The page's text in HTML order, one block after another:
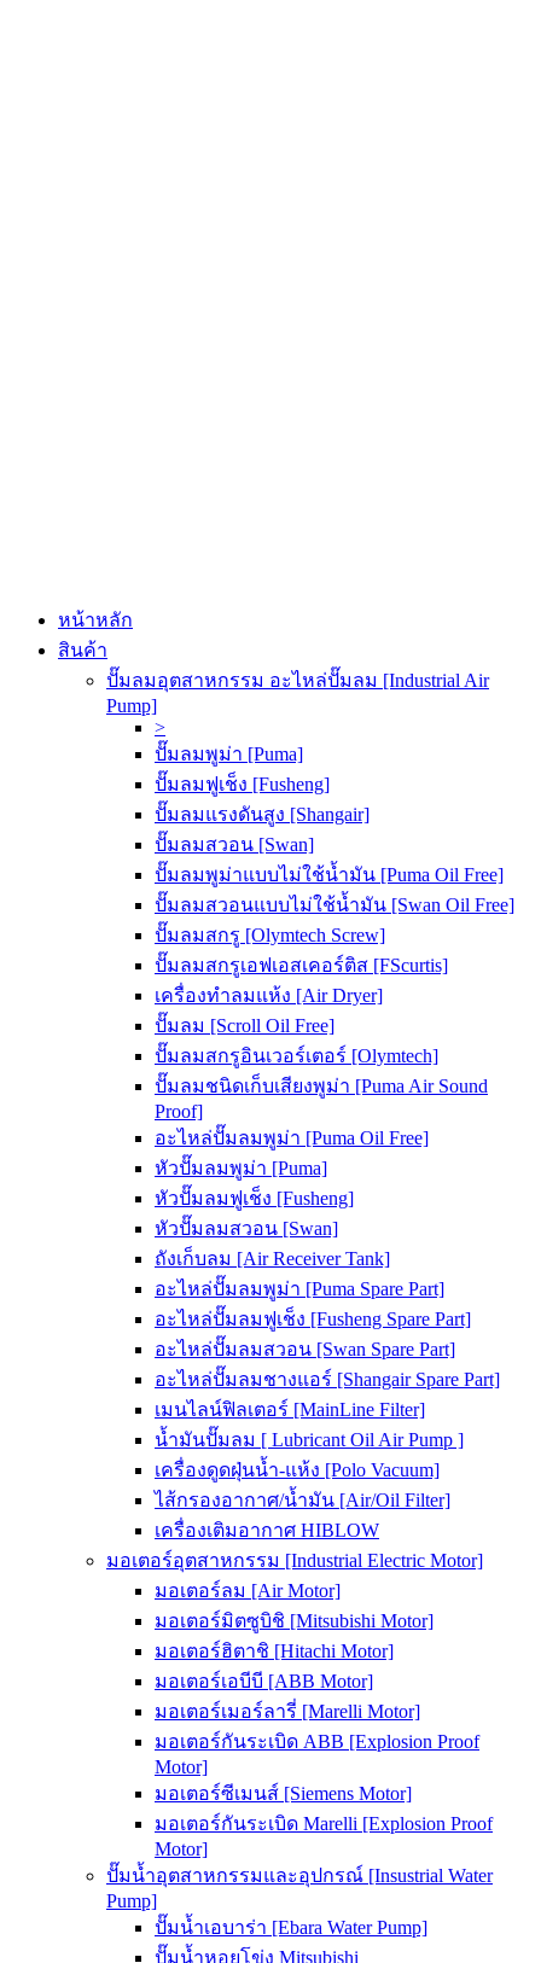
หน้าหลัก
สินค้า
ปั๊มลมอุตสาหกรรม อะไหล่ปั๊มลม [Industrial Air
Pump]
>
ปั๊มลมพูม่า [Puma]
ปั๊มลมฟูเช็ง [Fusheng]
ปั๊มลมแรงดันสูง [Shangair]
ปั๊มลมสวอน [Swan]
ปั๊มลมพูม่าแบบไม่ใช้น้ำมัน [Puma Oil Free]
ปั๊มลมสวอนแบบไม่ใช้น้ำมัน [Swan Oil Free]
ปั๊มลมสกรู [Olymtech Screw]
ปั๊มลมสกรูเอฟเอสเคอร์ติส [FScurtis]
เครื่องทำลมแห้ง [Air Dryer]
ปั๊มลม [Scroll Oil Free]
ปั๊มลมสกรูอินเวอร์เตอร์ [Olymtech]
ปั๊มลมชนิดเก็บเสียงพูม่า [Puma Air Sound
Proof]
อะไหล่ปั๊มลมพูม่า [Puma Oil Free]
หัวปั๊มลมพูม่า [Puma]
หัวปั๊มลมฟูเช็ง [Fusheng]
หัวปั๊มลมสวอน [Swan]
ถังเก็บลม [Air Receiver Tank]
อะไหล่ปั๊มลมพูม่า [Puma Spare Part]
อะไหล่ปั๊มลมฟูเช็ง [Fusheng Spare Part]
อะไหล่ปั๊มลมสวอน [Swan Spare Part]
อะไหล่ปั๊มลมชางแอร์ [Shangair Spare Part]
เมนไลน์ฟิลเตอร์ [MainLine Filter]
น้ำมันปั๊มลม [ Lubricant Oil Air Pump ]
เครื่องดูดฝุ่นน้ำ-แห้ง [Polo Vacuum]
ไส้กรองอากาศ/น้ำมัน [Air/Oil Filter]
เครื่องเติมอากาศ HIBLOW
มอเตอร์อุตสาหกรรม [Industrial Electric Motor]
มอเตอร์ลม [Air Motor]
มอเตอร์มิตซูบิชิ [Mitsubishi Motor]
มอเตอร์ฮิตาชิ [Hitachi Motor]
มอเตอร์เอบีบี [ABB Motor]
มอเตอร์เมอร์ลารี่ [Marelli Motor]
มอเตอร์กันระเบิด ABB [Explosion Proof
Motor]
มอเตอร์ซีเมนส์ [Siemens Motor]
มอเตอร์กันระเบิด Marelli [Explosion Proof
Motor]
ปั๊มน้ำอุตสาหกรรมและอุปกรณ์ [Insustrial Water
Pump]
ปั๊มน้ำเอบาร่า [Ebara Water Pump]
ปั๊มน้ำหอยโข่ง Mitsubishi